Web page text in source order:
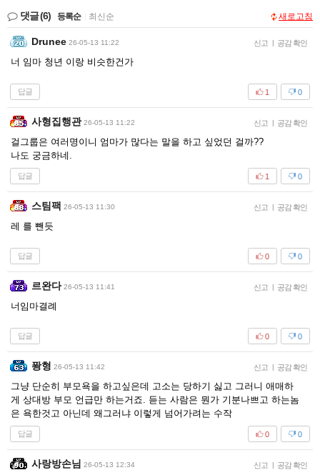
댓글(6) 등록순 최신순 새로고침
Drunee 26-05-13 11:22 신고 공감 확인
너 임마 청년 이랑 비슷한건가
답글 0
1
사형집행관 26-05-13 11:22 신고 공감 확인
걸그룹은 여러명이니 엄마가 많다는 말을 하고 싶었던 걸까??
나도 궁금하네.
답글 0
1
스팀팩 26-05-13 11:30 신고 공감 확인
레 를 뺀듯
답글 0
0
르완다 26-05-13 11:41 신고 공감 확인
너임마결례
답글 0
0
퐝형 26-05-13 11:42 신고 공감 확인
그냥 단순히 부모욕을 하고싶은데 고소는 당하기 싫고 그러니 애매하
게 상대방 부모 언급만 하는거죠. 듣는 사람은 뭔가 기분나쁘고 하는놈
은 욕한것고 아닌데 왜그러냐 이렇게 넘어가려는 수작
답글 0
0
사랑방손님 26-05-13 12:34 신고 공감 확인